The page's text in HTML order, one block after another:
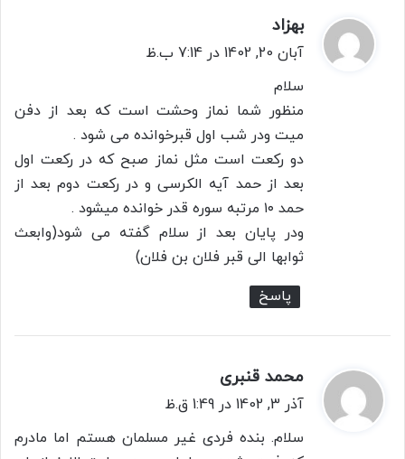
بهزاد
ف آبان 20, 1402 در 7:14 ب.ظ
سلام
منظور شما نماز وحشت است که بعد از دفن
میت ودر شب اول قبرخوانده می شود .
دو رکعت است مثل نماز صبح که در رکعت اول
بعد از حمد آیه الکرسی و در رکعت دوم بعد از
حمد ۱۰ مرتبه سوره قدر خوانده میشود .
ودر پایان بعد از سلام گفته می شود(وابعث
ثوابها الی قبر فلان بن فلان)
پاسخ
محمد قنبری
ف
:
آذر 3, 1402 در 1:49 ق.ظ
سلام. بنده فردی غیر مسلمان هستم اما مادرم